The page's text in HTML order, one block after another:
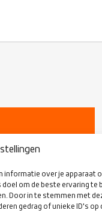
informatie over je apparaat
om de beste ervaring te
Door in te stemmen met
gedrag of unieke ID's op